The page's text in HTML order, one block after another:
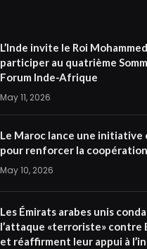
L’Inde invite le Roi
participer au quatrième
Forum Inde-Afrique
May 11, 2026
Le Maroc lance une initiative
pour renforcer la coopération
May 10, 2026
Les Émirats arabes unis
l’attaque «terroriste» contre
et réaffirment leur appui à